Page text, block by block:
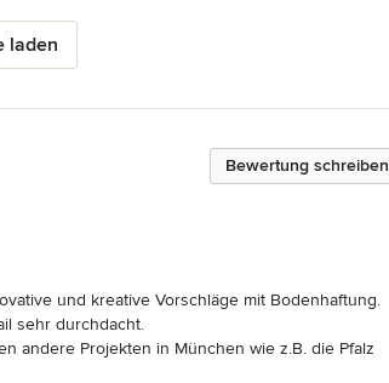
laden
Bewertung schreiben
und kreative Vorschläge mit Bodenhaftung.
sehr durchdacht.
andere Projekten in München wie z.B. die Pfalz